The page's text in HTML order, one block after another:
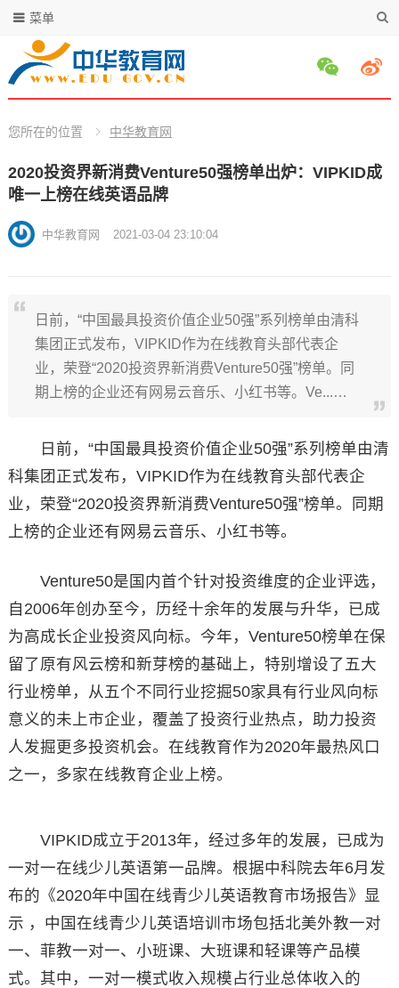
菜单
您所在的位置 中华教育网
2020投资界新消费Venture50强榜单出炉：VIPKID成
唯一上榜在线英语品牌
中华教育网 2021-03-04 23:10:04
日前，“中国最具投资价值企业50强”系列榜单由清科
集团正式发布，VIPKID作为在线教育头部代表企
业，荣登“2020投资界新消费Venture50强”榜单。同
期上榜的企业还有网易云音乐、小红书等。Ve...…
日前，“中国最具投资价值企业50强”系列榜单由清
科集团正式发布，VIPKID作为在线教育头部代表企
业，荣登“2020投资界新消费Venture50强”榜单。同期
上榜的企业还有网易云音乐、小红书等。
Venture50是国内首个针对投资维度的企业评选，
自2006年创办至今，历经十余年的发展与升华，已成
为高成长企业投资风向标。今年，Venture50榜单在保
留了原有风云榜和新芽榜的基础上，特别增设了五大
行业榜单，从五个不同行业挖掘50家具有行业风向标
意义的未上市企业，覆盖了投资行业热点，助力投资
人发掘更多投资机会。在线教育作为2020年最热风口
之一，多家在线教育企业上榜。
VIPKID成立于2013年，经过多年的发展，已成为
一对一在线少儿英语第一品牌。根据中科院去年6月发
布的《2020年中国在线青少儿英语教育市场报告》显
示 ，中国在线青少儿英语培训市场包括北美外教一对
一、菲教一对一、小班课、大班课和轻课等产品模
式。其中，一对一模式收入规模占行业总体收入的